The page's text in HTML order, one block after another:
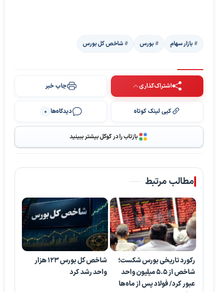
بازار سهام بورس شاخص کل بورس
اشتراک‌گذاری چاپ خبر
کپی لینک کوتاه دیدگاه‌ها 0
بازتاب را در گوگل بیشتر ببینید
مطالب مرتبط
رکورد تاریخی بورس شکست؛
شاخص از ۵.۵ میلیون واحد
عبور کرد/ فولاد پس از ماه‌ها
شاخص کل بورس ۱۲۳ هزار
واحد رشد کرد